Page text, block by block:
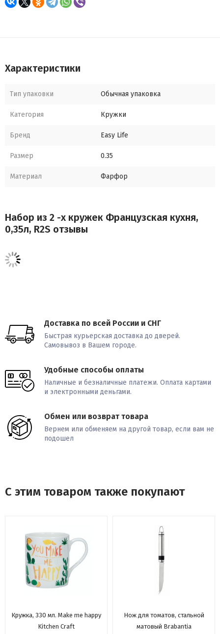
Характеристики
Тип упаковки Обычная упаковка
Категория Кружки
Бренд Easy Life
Размер 0.35
Материал Фарфор
Набор из 2 -х кружек Французская кухня,
0,35л, R2S отзывы
Доставка по всей России и СНГ
Быстрая курьерская доставка до дверей.
Самовывоз в Вашем городе.
Удобные способы оплаты
Наличные и безналичные платежи. Оплата картами
и электронными деньгами.
Обмен или возврат товара
Вернем или обменяем на другой товар, если вам не
подошел
С этим товаром также покупают
Кружка, 330 мл. Make me happy
Kitchen Craft
Нож для томатов, стальной
матовый Brabantia